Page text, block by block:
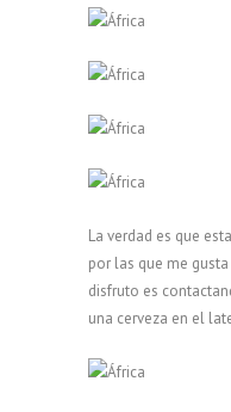
La verdad es que
por las que me
disfruto es
una cerveza en el